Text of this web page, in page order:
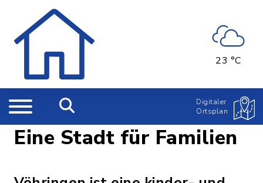
23 °C
Digitaler
Ortsplan
Eine Stadt für Familien